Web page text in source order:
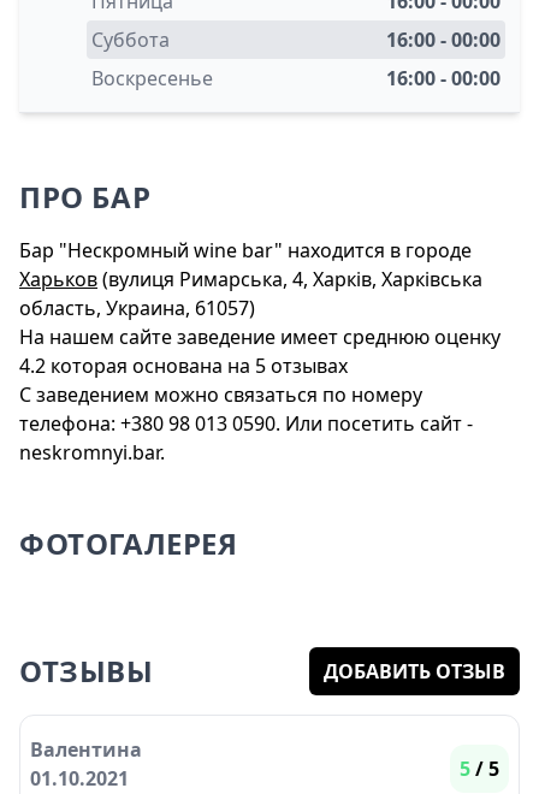
Суббота
16:00 - 00:00
Воскресенье
16:00 - 00:00
ПРО БАР
Бар "Нескромный wine bar" находится в городе
Харьков(вулиця Римарська, 4, Харків, Харківська
область, Украина, 61057)
На нашем сайте заведение имеет среднюю оценку
4.2 которая основана на 5 отзывах
С заведением можно связаться по номеру
телефона: +380 98 013 0590. Или посетить сайт -
neskromnyi.bar.
ФОТОГАЛЕРЕЯ
ОТЗЫВЫ ДОБАВИТЬ ОТЗЫВ
Валентина
01.10.2021
5/ 5